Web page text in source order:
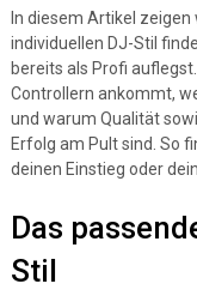
In diesem Artikel
individuellen DJ-Stil
bereits als Profi
Controllern ankommt,
und warum Qualität
Erfolg am Pult sind. So
deinen Einstieg oder
Das
Stil